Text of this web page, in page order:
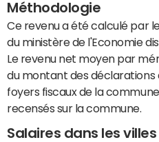
Méthodologie
Ce revenu a été calculé par
du ministère de l'Economie
Le revenu net moyen par
du montant des déclarations
foyers fiscaux de la
recensés sur la commune.
Salaires dans les